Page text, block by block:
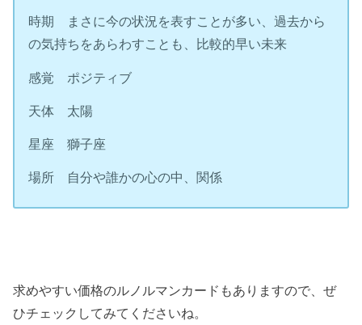
時期 まさに今の状況を表すことが多い、過去から
の気持ちをあらわすことも、比較的早い未来
感覚 ポジティブ
天体 太陽
星座 獅子座
場所 自分や誰かの心の中、関係
求めやすい価格のルノルマンカードもありますので、ぜ
ひチェックしてみてくださいね。